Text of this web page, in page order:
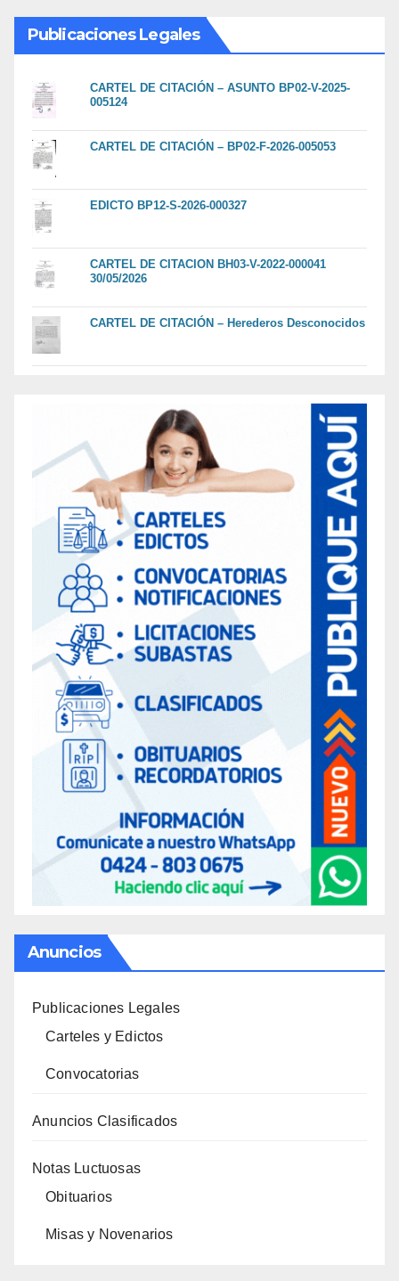
Publicaciones Legales
CARTEL DE CITACIÓN – ASUNTO BP02-V-2025-
005124
CARTEL DE CITACIÓN – BP02-F-2026-005053
EDICTO BP12-S-2026-000327
CARTEL DE CITACION BH03-V-2022-000041
30/05/2026
CARTEL DE CITACIÓN – Herederos Desconocidos
Anuncios
Publicaciones Legales
Carteles y Edictos
Convocatorias
Anuncios Clasificados
Notas Luctuosas
Obituarios
Misas y Novenarios